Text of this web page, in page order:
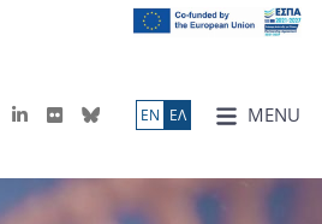
MENU
ΕN ΕΛ